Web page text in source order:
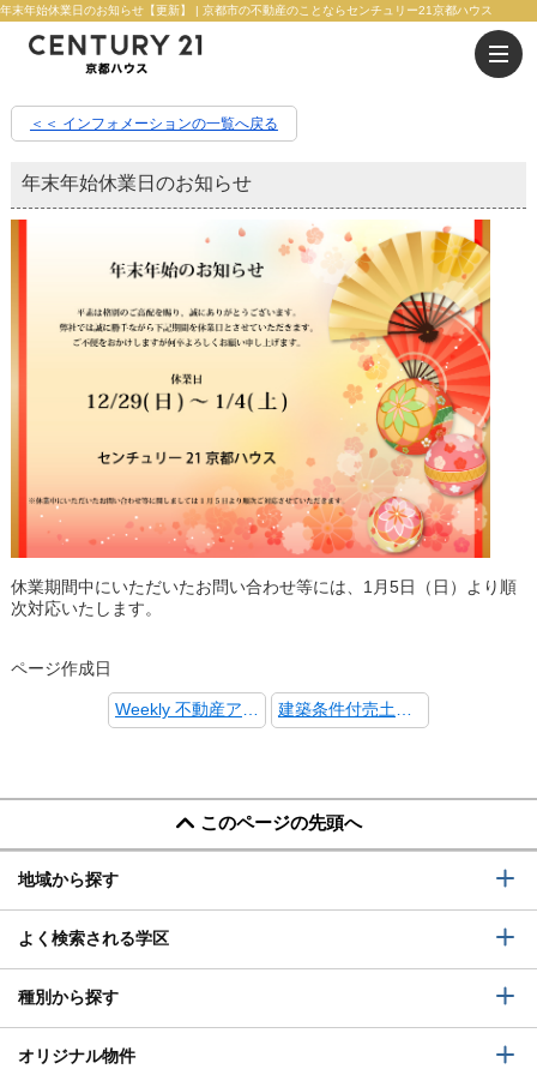
年末年始休業日のお知らせ【更新】 | 京都市の不動産のことならセンチュリー21京都ハウス
＜＜ インフォメーションの一覧へ戻る
年末年始休業日のお知らせ
休業期間中にいただいたお問い合わせ等には、1月5日（日）より順
次対応いたします。
ページ作成日
このページの先頭へ
地域から探す
よく検索される学区
種別から探す
オリジナル物件